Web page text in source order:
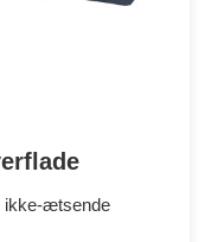
ikke-ætsende